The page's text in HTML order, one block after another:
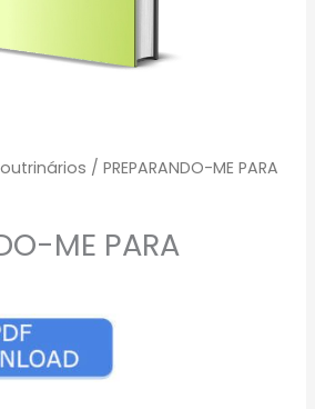
/ PREPARANDO-ME PARA
ME PARA